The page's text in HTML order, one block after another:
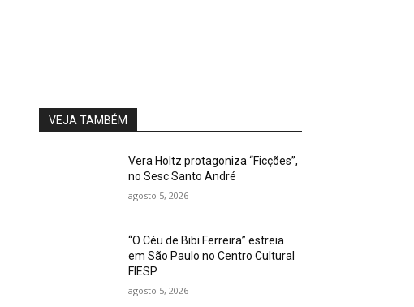
VEJA TAMBÉM
Vera Holtz protagoniza “Ficções”,
no Sesc Santo André
agosto 5, 2026
“O Céu de Bibi Ferreira” estreia
em São Paulo no Centro Cultural
FIESP
agosto 5, 2026